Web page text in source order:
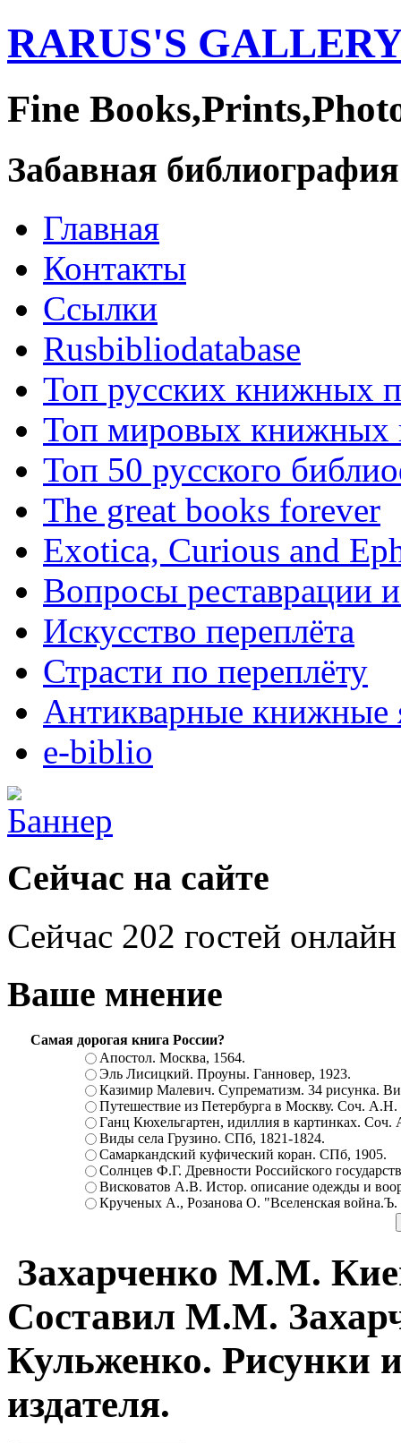
RARUS'S
Fine
Забавная библиография
Главная
Контакты
Ссылки
Rusbibliodatabase
Топ русских книжных
Топ мировых книжных
Топ 50 русского
The great books forever
Exotica, Curious and
Вопросы реставрации
Искусство переплёта
Страсти по переплёту
Антикварные книжные
e-biblio
Сейчас на сайте
Сейчас 202 гостей онлайн
Ваше мнение
Самая дорогая книга России?
Апостол. Москва, 1564.
Эль Лисицкий. Проуны. Ганновер, 1923.
Казимир Малевич. Супрематизм. 34 рисунка.
Путешествие из Петербурга в Москву. Соч.
Ганц Кюхельгартен, идиллия в картинках.
Виды села Грузино. СПб, 1821-1824.
Самаркандский куфический коран. СПб, 1905.
Солнцев Ф.Г. Древности Российского
Висковатов А.В. Истор. описание одежды и
Крученых А., Розанова О. "Вселенская
Захарченко М.М.
Составил М.М.
Кульженко. Рисунки
издателя.